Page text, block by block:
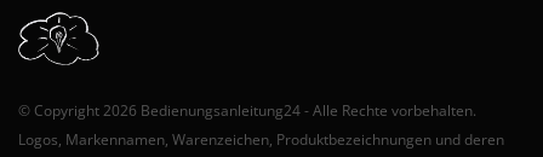
© Copyright 2026 Bedienungsanleitung24 - Alle Rechte vorbehalten.
Logos, Markennamen, Warenzeichen, Produktbezeichnungen und deren